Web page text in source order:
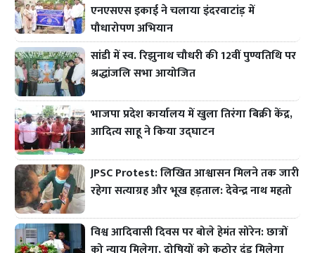
एनएसएस इकाई ने चलाया इंदरवाटांड़ में
पौधारोपण अभियान
सांडी में स्व. रिझुनाथ चौधरी की 12वीं पुण्यतिथि पर
श्रद्धांजलि सभा आयोजित
भाजपा प्रदेश कार्यालय में खुला तिरंगा बिक्री केंद्र,
आदित्य साहू ने किया उद्घाटन
JPSC Protest: लिखित आश्वासन मिलने तक जारी
रहेगा सत्याग्रह और भूख हड़ताल: देवेन्द्र नाथ महतो
विश्व आदिवासी दिवस पर बोले हेमंत सोरेन: छात्रों